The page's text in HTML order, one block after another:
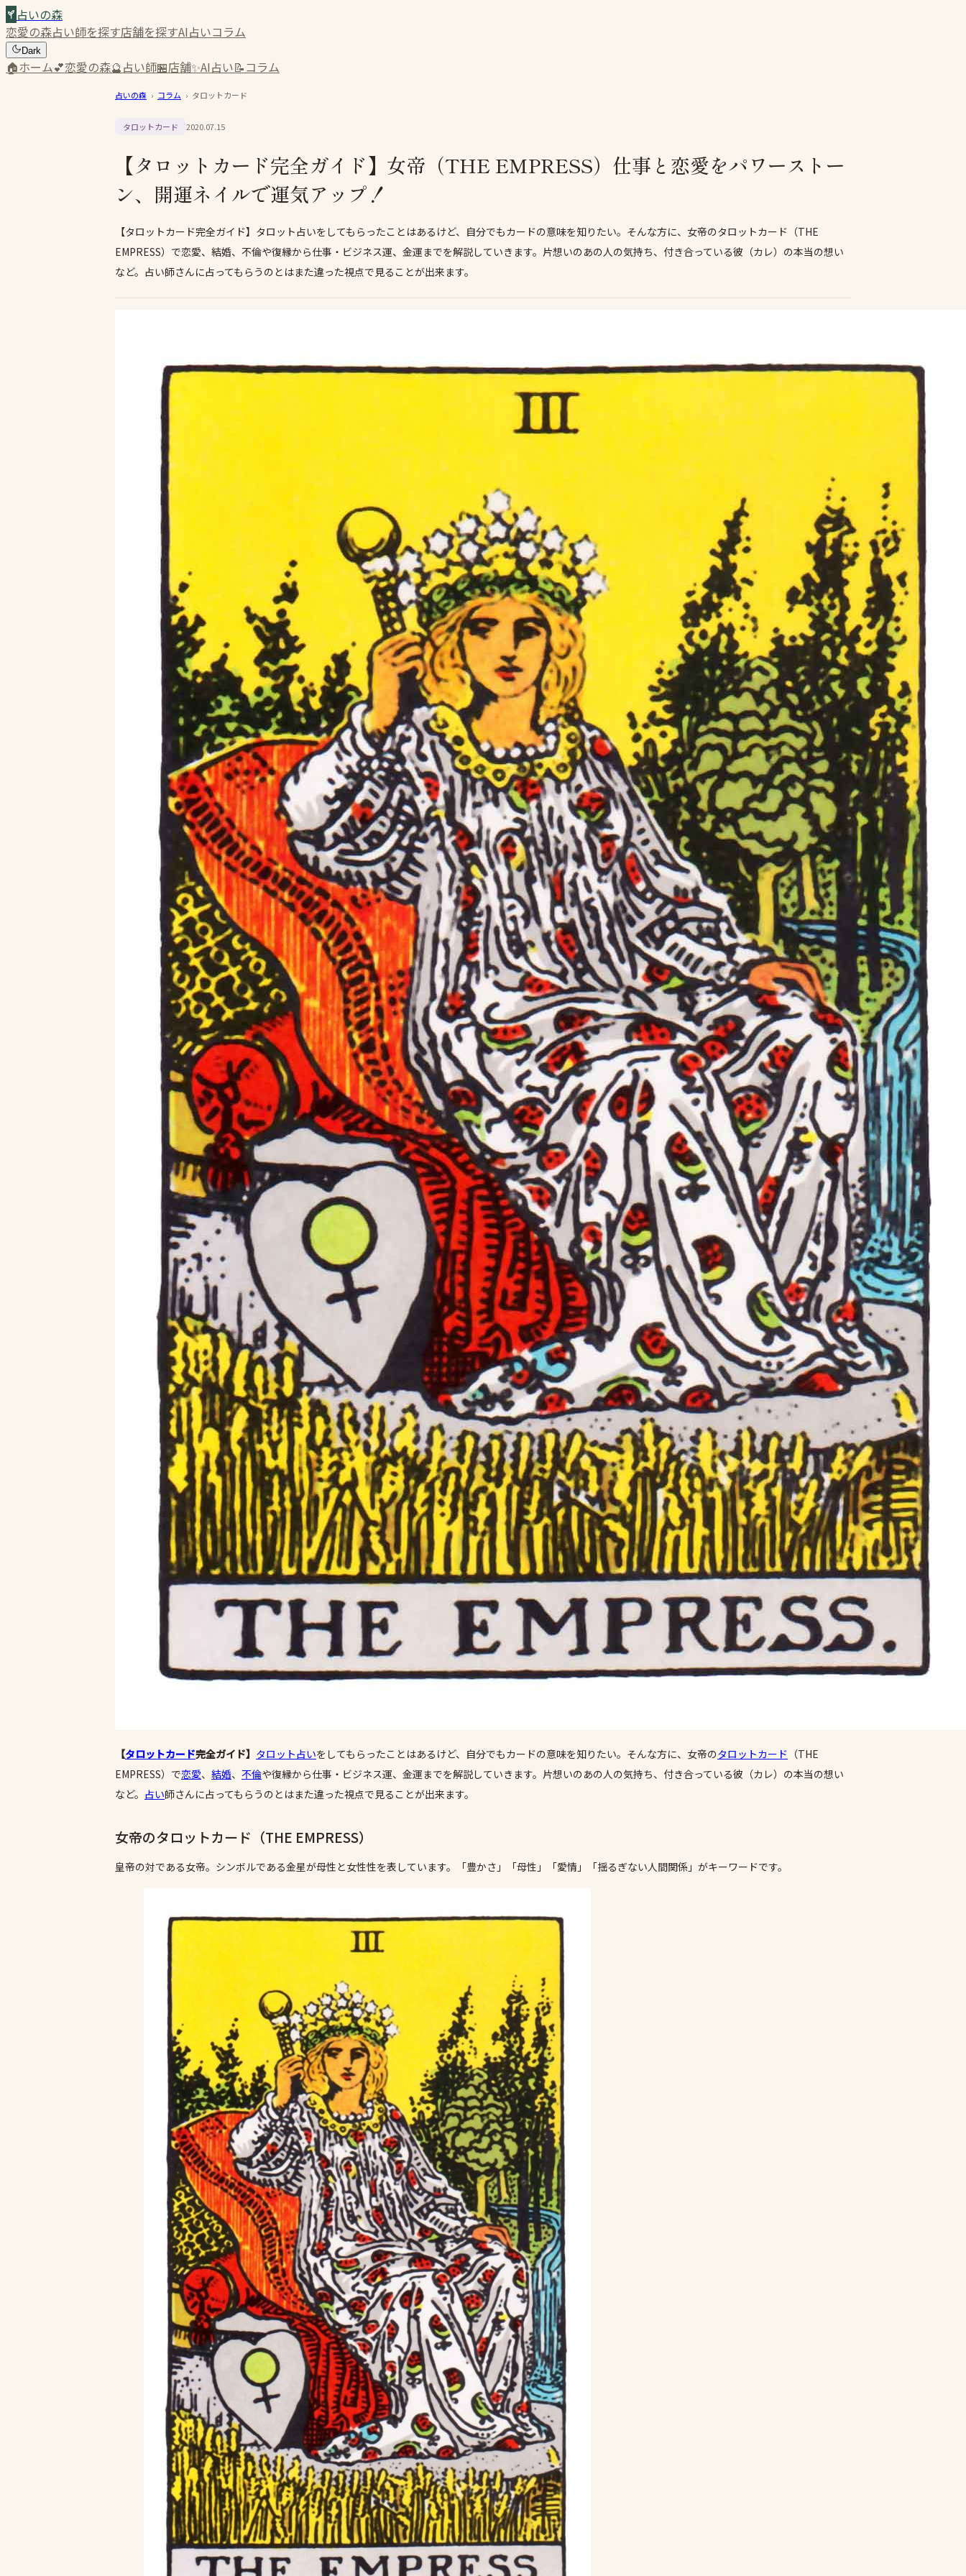
占いの森
恋愛の森占い師を探す店舗を探すAI占いコラム
Dark
🏠ホーム💕恋愛の森🔮占い師🏪店舗✨AI占い📝コラム
占いの森 › コラム › タロットカード
タロットカード 2020.07.15
【タロットカード完全ガイド】女帝（THE EMPRESS）仕事と恋愛をパワーストー
ン、開運ネイルで運気アップ！
【タロットカード完全ガイド】タロット占いをしてもらったことはあるけど、自分でもカードの意味を知りたい。そんな方に、女帝のタロットカード（THE
EMPRESS）で恋愛、結婚、不倫や復縁から仕事・ビジネス運、金運までを解説していきます。片想いのあの人の気持ち、付き合っている彼（カレ）の本当の想い
など。占い師さんに占ってもらうのとはまた違った視点で見ることが出来ます。
【タロットカード完全ガイド】 タロット占いをしてもらったことはあるけど、自分でもカードの意味を知りたい。そんな方に、女帝のタロットカード （THE
EMPRESS）で恋愛、 結婚、 不倫や復縁から仕事・ビジネス運、金運までを解説していきます。片想いのあの人の気持ち、付き合っている彼（カレ）の本当の想い
など。 占い師さんに占ってもらうのとはまた違った視点で見ることが出来ます。
女帝のタロットカード（THE EMPRESS）
皇帝の対である女帝。シンボルである金星が母性と女性性を表しています。「豊かさ」「母性」「愛情」「揺るぎない人間関係」がキーワードです。